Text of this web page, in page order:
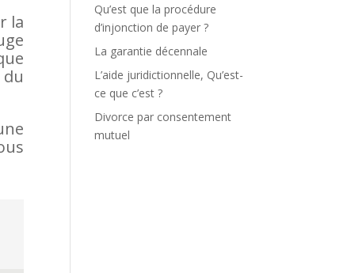
la
Qu’est que la procédure
d’injonction de payer ?
La garantie décennale
L’aide juridictionnelle, Qu’est-
ce que c’est ?
Divorce par consentement
mutuel